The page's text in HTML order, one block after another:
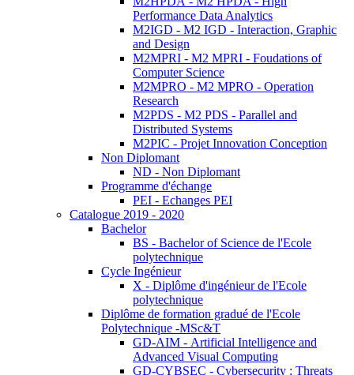
Performance Data Analytics
M2IGD - M2 IGD - Interaction, Graphic
and Design
M2MPRI - M2 MPRI - Foudations of
Computer Science
M2MPRO - M2 MPRO - Operation
Research
M2PDS - M2 PDS - Parallel and
Distributed Systems
M2PIC - Projet Innovation Conception
Non Diplomant
ND - Non Diplomant
Programme d'échange
PEI - Echanges PEI
Catalogue 2019 - 2020
Bachelor
BS - Bachelor of Science de l'Ecole
polytechnique
Cycle Ingénieur
X - Diplôme d'ingénieur de l'Ecole
polytechnique
Diplôme de formation gradué de l'Ecole
Polytechnique -MSc&T
GD-AIM - Artificial Intelligence and
Advanced Visual Computing
GD-CYBSEC - Cybersecurity : Threats